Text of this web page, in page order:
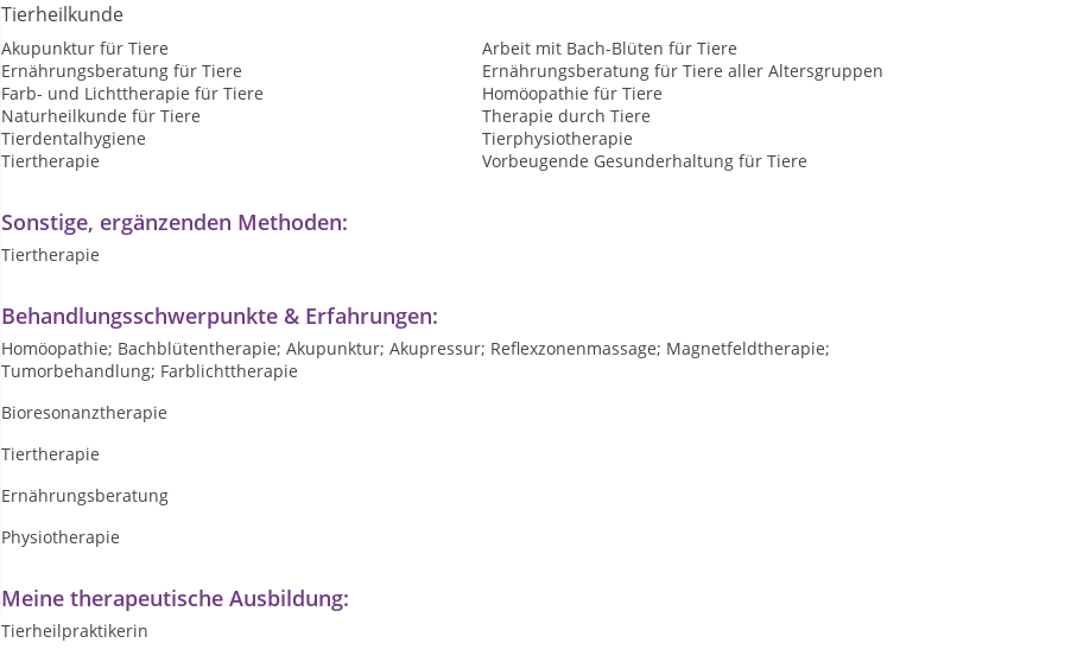
Tierheilkunde
Akupunktur für Tiere
Arbeit mit Bach-Blüten für Tiere
Ernährungsberatung für Tiere
Ernährungsberatung für Tiere aller Altersgruppen
Farb- und Lichttherapie für Tiere
Homöopathie für Tiere
Naturheilkunde für Tiere
Therapie durch Tiere
Tierdentalhygiene
Tierphysiotherapie
Tiertherapie
Vorbeugende Gesunderhaltung für Tiere
Sonstige, ergänzenden Methoden:
Tiertherapie
Behandlungsschwerpunkte & Erfahrungen:
Homöopathie; Bachblütentherapie; Akupunktur; Akupressur; Reflexzonenmassage; Magnetfeldtherapie;
Tumorbehandlung; Farblichttherapie
Bioresonanztherapie
Tiertherapie
Ernährungsberatung
Physiotherapie
Meine therapeutische Ausbildung:
Tierheilpraktikerin